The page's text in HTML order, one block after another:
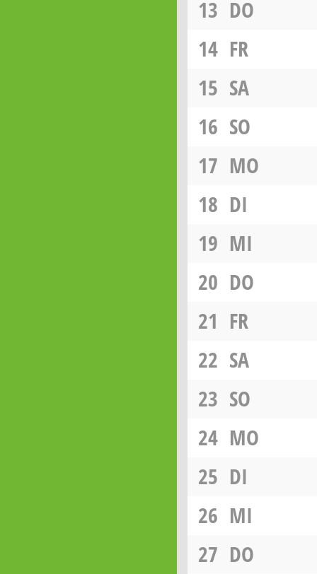
13 DO
14 FR
15 SA
16 SO
17 MO
18 DI
19 MI
20 DO
21 FR
22 SA
23 SO
24 MO
25 DI
26 MI
27 DO